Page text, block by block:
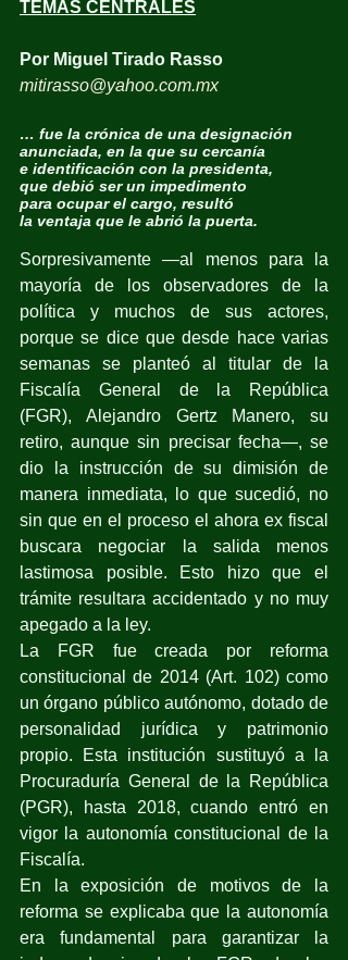
TEMAS CENTRALES
Por Miguel Tirado Rasso
mitirasso@yahoo.com.mx
… fue la crónica de una designación
anunciada, en la que su cercanía
e identificación con la presidenta,
que debió ser un impedimento
para ocupar el cargo, resultó
la ventaja que le abrió la puerta.
Sorpresivamente —al menos para la
mayoría de los observadores de la
política y muchos de sus actores,
porque se dice que desde hace varias
semanas se planteó al titular de la
Fiscalía General de la República
(FGR), Alejandro Gertz Manero, su
retiro, aunque sin precisar fecha—, se
dio la instrucción de su dimisión de
manera inmediata, lo que sucedió, no
sin que en el proceso el ahora ex fiscal
buscara negociar la salida menos
lastimosa posible. Esto hizo que el
trámite resultara accidentado y no muy
apegado a la ley.
La FGR fue creada por reforma
constitucional de 2014 (Art. 102) como
un órgano público autónomo, dotado de
personalidad jurídica y patrimonio
propio. Esta institución sustituyó a la
Procuraduría General de la República
(PGR), hasta 2018, cuando entró en
vigor la autonomía constitucional de la
Fiscalía.
En la exposición de motivos de la
reforma se explicaba que la autonomía
era fundamental para garantizar la